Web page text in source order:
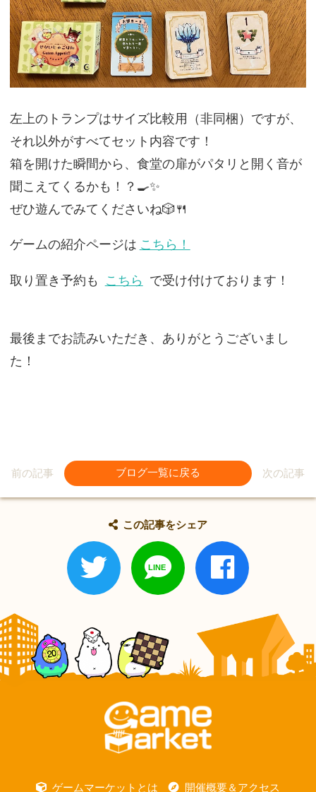
左上のトランプはサイズ比較用（非同梱）ですが、
それ以外がすべてセット内容です！
箱を開けた瞬間から、食堂の扉がパタリと開く音が
聞こえてくるかも！？🍳✨
ぜひ遊んでみてくださいね🎲🍴
ゲームの紹介ページは こちら！
取り置き予約も こちら で受け付けております！
最後までお読みいただき、ありがとうございまし
た！
前の記事 ブログ一覧に戻る 次の記事
この記事をシェア
ゲームマーケットとは 開催概要＆アクセス